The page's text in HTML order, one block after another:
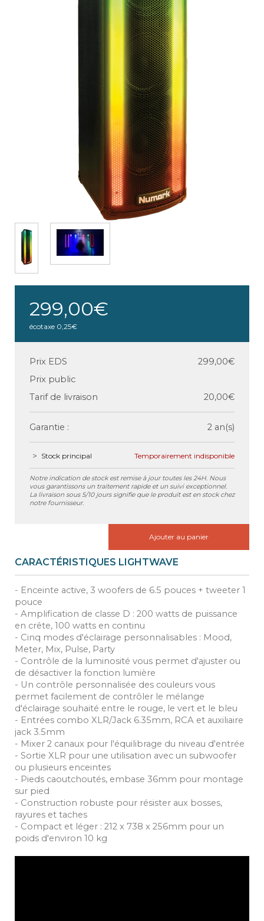
299,00€
écotaxe 0,25€
Prix EDS
299,00€
Prix public
Tarif de livraison
20,00€
Garantie : 2 an(s)
Stock principal Temporairement indisponible
Notre indication de stock est remise à jour toutes les 24H. Nous
vous garantissons un traitement rapide et un suivi exceptionnel.
La livraison sous 5/10 jours signifie que le produit est en stock chez
notre fournisseur.
Ajouter au panier
CARACTÉRISTIQUES LIGHTWAVE
- Enceinte active, 3 woofers de 6.5 pouces + tweeter 1
pouce
- Amplification de classe D : 200 watts de puissance
en crête, 100 watts en continu
- Cinq modes d'éclairage personnalisables : Mood,
Meter, Mix, Pulse, Party
- Contrôle de la luminosité vous permet d'ajuster ou
de désactiver la fonction lumière
- Un contrôle personnalisée des couleurs vous
permet facilement de contrôler le mélange
d'éclairage souhaité entre le rouge, le vert et le bleu
- Entrées combo XLR/Jack 6.35mm, RCA et auxiliaire
jack 3.5mm
- Mixer 2 canaux pour l'équilibrage du niveau d'entrée
- Sortie XLR pour une utilisation avec un subwoofer
ou plusieurs enceintes
- Pieds caoutchoutés, embase 36mm pour montage
sur pied
- Construction robuste pour résister aux bosses,
rayures et taches
- Compact et léger : 212 x 738 x 256mm pour un
poids d'environ 10 kg